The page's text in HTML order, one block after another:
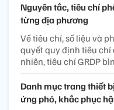
Nguyên tắc, tiêu chí
từng địa phương
Về tiêu chí, số liệu và
quyết quy định tiêu chí
nhiên, tiêu chí GRDP
Danh mục trang thiết
ứng phó, khắc phục